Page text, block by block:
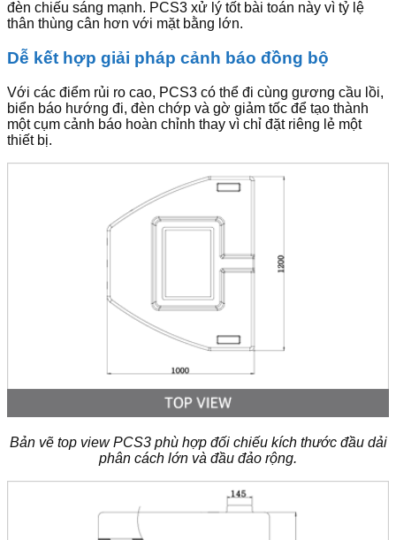
đèn chiếu sáng mạnh. PCS3 xử lý tốt bài toán này vì tỷ lệ
thân thùng cân hơn với mặt bằng lớn.
Dễ kết hợp giải pháp cảnh báo đồng bộ
Với các điểm rủi ro cao, PCS3 có thể đi cùng gương cầu lồi,
biển báo hướng đi, đèn chớp và gờ giảm tốc để tạo thành
một cụm cảnh báo hoàn chỉnh thay vì chỉ đặt riêng lẻ một
thiết bị.
Bản vẽ top view PCS3 phù hợp đối chiếu kích thước đầu dải
phân cách lớn và đầu đảo rộng.